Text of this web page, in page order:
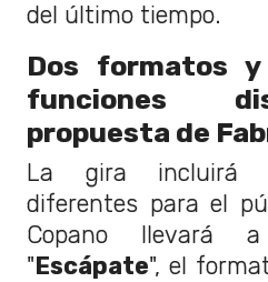
del último tiempo.
Dos formatos
funciones
propuesta de
La gira incluirá
diferentes para el
Copano llevará
"Escápate", el